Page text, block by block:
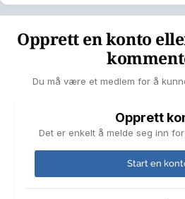
Opprett en konto
Du må være et medlem for å
Opprett
Det er enkelt å melde seg inn
Start en